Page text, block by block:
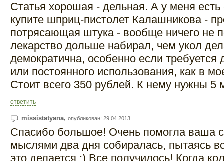
Статья хорошая - дельная. А у меня
купите шприц-пистолет Калашникова -
потрясающая штука - вообще ничего не
лекарство дольше набирал, чем укол
демократична, особенно если требуется
или постоянного использования, как в
Стоит всего 350 рублей. К нему нужны
ответить
missistatyana, опубликован: 29.04.2013
Спасибо большое! Очень помогла ваша
мыслями два дня собиралась, пытаясь
это делается :) Все получилось! Когда